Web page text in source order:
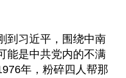
到习近平，围绕中南
能是中共党内的不满
年，粉碎四人帮那